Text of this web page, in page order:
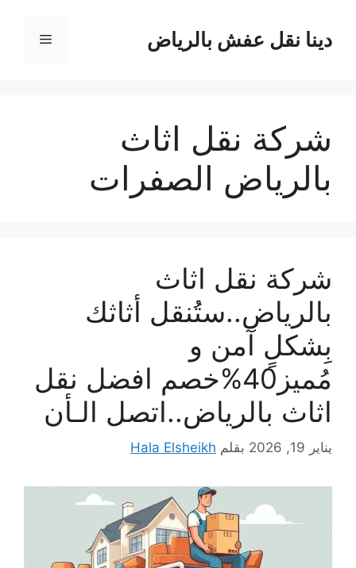
المحتوىدينا نقل عفش بالرياض القائمة
شركة نقل اثاث
بالرياض الصفرات
شركة نقل اثاث
بالرياض..ستُنقل أثاثك
بِشكلٍ آمن و
مُميز40%خصم افضل نقل
اثاث بالرياض..اتصل الـأن
يناير 19, 2026 بقلم Hala Elsheikh